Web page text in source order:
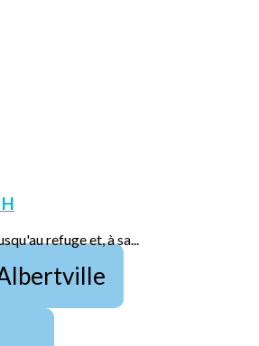
refuge et, à sa...